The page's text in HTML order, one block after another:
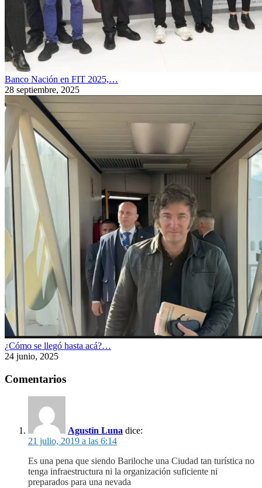
Banco Nación en FIT 2025,…
28 septiembre, 2025
¿Cómo se llegó hasta acá?…
24 junio, 2025
Comentarios
Agustín Luna dice:
21 julio, 2019 a las 6:14
Es una pena que siendo Bariloche una Ciudad tan turística no
tenga infraestructura ni la organización suficiente ni
preparados para una nevada